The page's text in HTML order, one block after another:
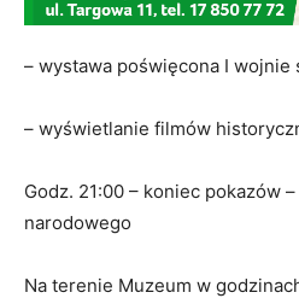
– wystawa poświęcona I wojnie
– wyświetlanie filmów
Godz. 21:00 – koniec pokazów
narodowego
Na terenie Muzeum w